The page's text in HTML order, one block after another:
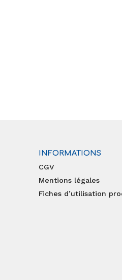
INFORMATIONS
CGV
Mentions légales
Fiches d’utilisation